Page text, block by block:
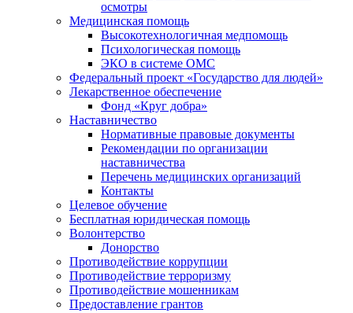
осмотры
Медицинская помощь
Высокотехнологичная медпомощь
Психологическая помощь
ЭКО в системе ОМС
Федеральный проект «Государство для людей»
Лекарственное обеспечение
Фонд «Круг добра»
Наставничество
Нормативные правовые документы
Рекомендации по организации
наставничества
Перечень медицинских организаций
Контакты
Целевое обучение
Бесплатная юридическая помощь
Волонтерство
Донорство
Противодействие коррупции
Противодействие терроризму
Противодействие мошенникам
Предоставление грантов